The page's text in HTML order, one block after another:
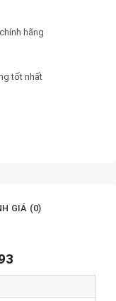
hãng
tốt nhất
GIÁ (0)